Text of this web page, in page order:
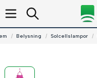
Belysning Solcellslampor